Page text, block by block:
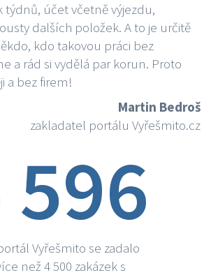
účet včetně výjezdu,
dalších položek. A to je určitě
kdo takovou práci bez
a rád si vydělá par korun. Proto
a bez firem!
Martin Bedroš
zakladatel portálu Vyřešmito.cz
596
Vyřešmito se zadalo
než 4 500 zakázek s